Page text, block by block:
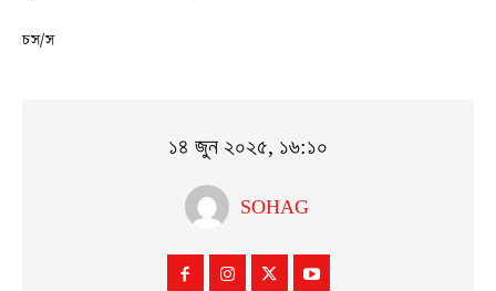
চস/স
১৪ জুন ২০২৫, ১৬:১০
SOHAG